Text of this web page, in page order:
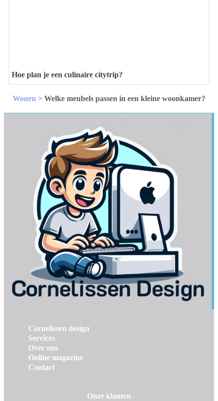
Hoe plan je een culinaire citytrip?
Wonen > Welke meubels passen in een kleine woonkamer?
Cornelissen design
Services
Over ons
Online magazine
Contact
Onze klanten